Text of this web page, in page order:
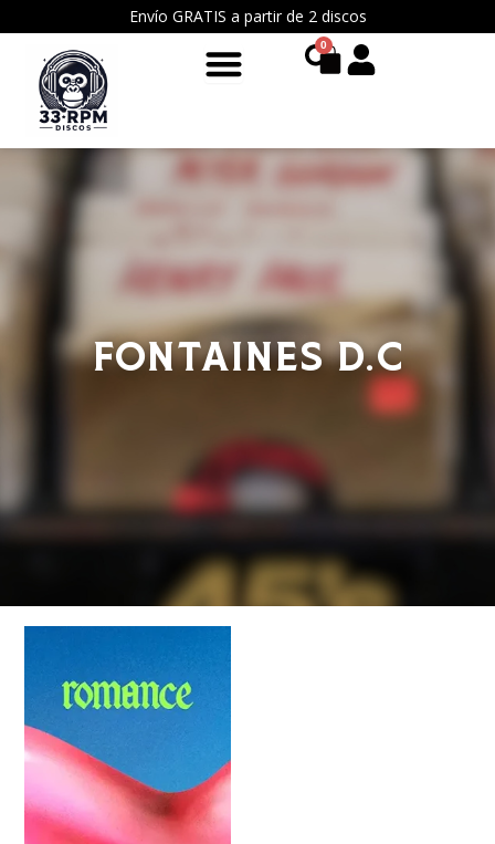
al
contenido
Envío GRATIS a partir de 2 discos
0
Cart
FONTAINES D.C